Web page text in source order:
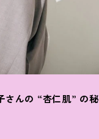
さんの “杏仁肌” の秘